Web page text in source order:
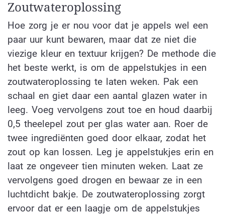
Zoutwateroplossing
Hoe zorg je er nou voor dat je appels wel een
paar uur kunt bewaren, maar dat ze niet die
viezige kleur en textuur krijgen? De methode die
het beste werkt, is om de appelstukjes in een
zoutwateroplossing te laten weken. Pak een
schaal en giet daar een aantal glazen water in
leeg. Voeg vervolgens zout toe en houd daarbij
0,5 theelepel zout per glas water aan. Roer de
twee ingrediënten goed door elkaar, zodat het
zout op kan lossen. Leg je appelstukjes erin en
laat ze ongeveer tien minuten weken. Laat ze
vervolgens goed drogen en bewaar ze in een
luchtdicht bakje. De zoutwateroplossing zorgt
ervoor dat er een laagje om de appelstukjes